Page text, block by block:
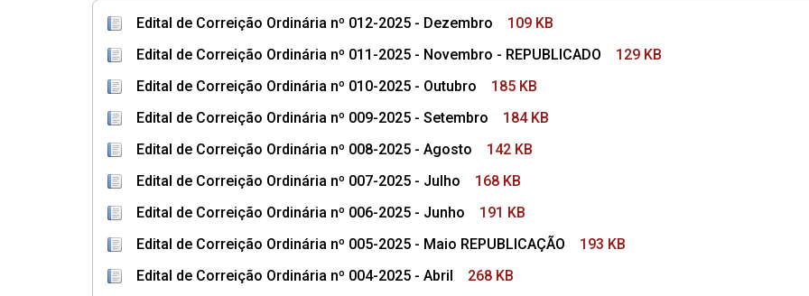
Edital de Correição Ordinária nº 012-2025 - Dezembro
109 KB
Edital de Correição Ordinária nº 011-2025 - Novembro - REPUBLICADO
129 KB
Edital de Correição Ordinária nº 010-2025 - Outubro
185 KB
Edital de Correição Ordinária nº 009-2025 - Setembro
184 KB
Edital de Correição Ordinária nº 008-2025 - Agosto
142 KB
Edital de Correição Ordinária nº 007-2025 - Julho
168 KB
Edital de Correição Ordinária nº 006-2025 - Junho
191 KB
Edital de Correição Ordinária nº 005-2025 - Maio REPUBLICAÇÃO
193 KB
Edital de Correição Ordinária nº 004-2025 - Abril
268 KB